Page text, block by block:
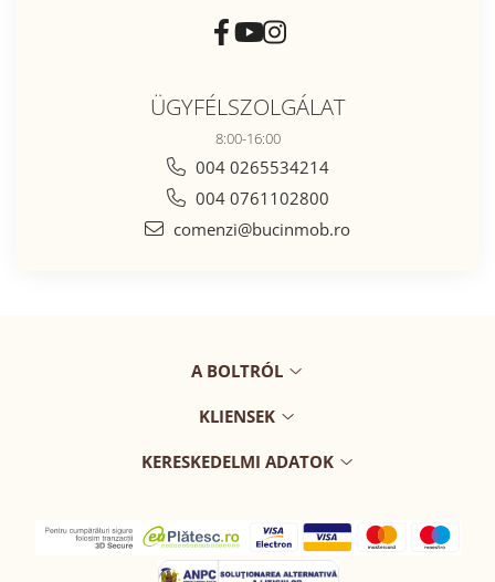
ÜGYFÉLSZOLGÁLAT
8:00-16:00
004 0265534214
004 0761102800
comenzi@bucinmob.ro
A BOLTRÓL
KLIENSEK
KERESKEDELMI ADATOK